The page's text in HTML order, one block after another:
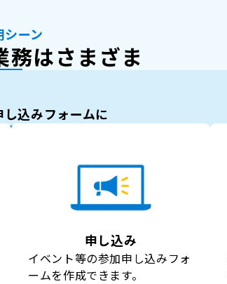
シーン
務はさまざま
込みフォームに
申し込み
イベント等の参加申し込みフォ
ームを作成できます。